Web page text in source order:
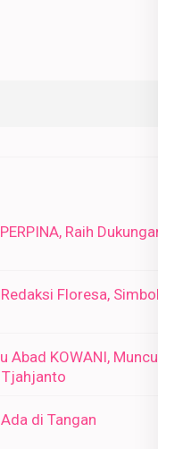
Raih Dukungan
Floresa, Simbol
KOWANI, Muncul
Tjahjanto
di Tangan